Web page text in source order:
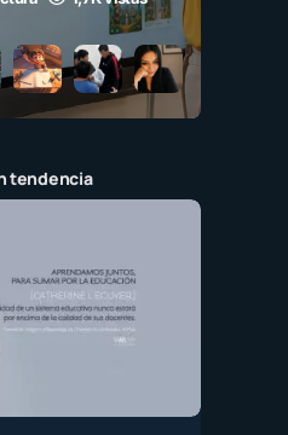
tendencia